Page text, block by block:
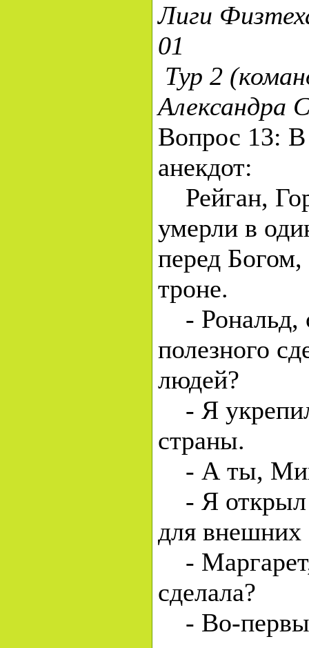
Лиги
01
Тур 2
Вопрос 13:
анекдот:
Рейган,
умерли в
перед
троне.
- Рональд,
полезного
людей?
- Я
страны.
- А ты,
- Я открыл
для
-
сделала?
- Во-